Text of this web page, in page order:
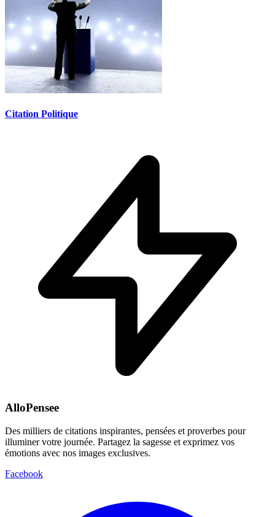
Citation Politique
AlloPensee
Des milliers de citations inspirantes, pensées et proverbes pour
illuminer votre journée. Partagez la sagesse et exprimez vos
émotions avec nos images exclusives.
Facebook